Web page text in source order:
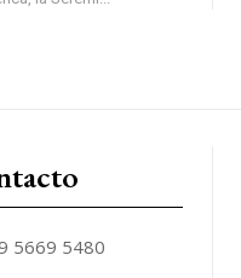
5669 5480